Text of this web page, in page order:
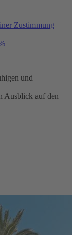
Zustimmung
und
Ausblick auf den